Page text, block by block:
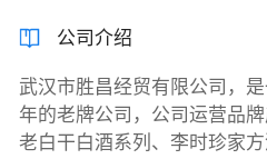
公司介绍
武汉市胜昌经贸有限公司，
年的老牌公司，公司运营品
老白干白酒系列、李时珍家